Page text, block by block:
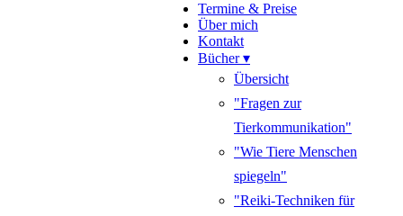
Termine & Preise
Über mich
Kontakt
Bücher ▾
Übersicht
"Fragen zur
Tierkommunikation"
"Wie Tiere Menschen
spiegeln"
"Reiki-Techniken für